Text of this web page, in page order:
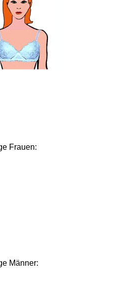
Frauen:
Männer: